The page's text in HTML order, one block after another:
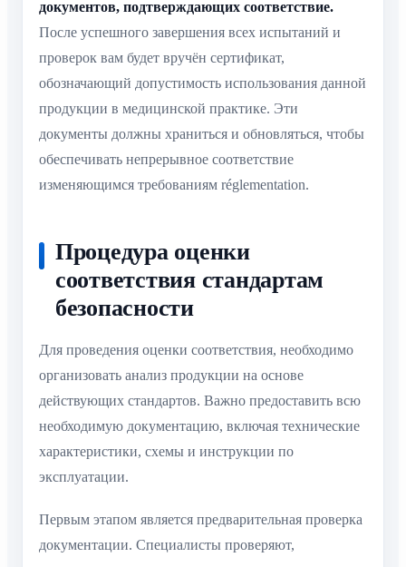
документов, подтверждающих соответствие.
После успешного завершения всех испытаний и
проверок вам будет вручён сертификат,
обозначающий допустимость использования данной
продукции в медицинской практике. Эти
документы должны храниться и обновляться, чтобы
обеспечивать непрерывное соответствие
изменяющимся требованиям réglementation.
Процедура оценки
соответствия стандартам
безопасности
Для проведения оценки соответствия, необходимо
организовать анализ продукции на основе
действующих стандартов. Важно предоставить всю
необходимую документацию, включая технические
характеристики, схемы и инструкции по
эксплуатации.
Первым этапом является предварительная проверка
документации. Специалисты проверяют,